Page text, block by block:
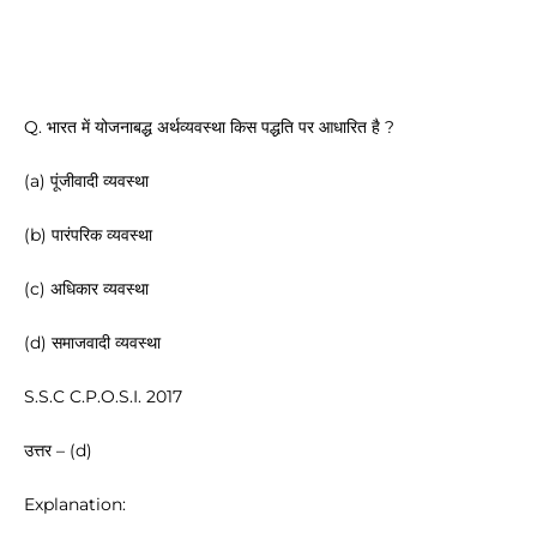
Q. भारत में योजनाबद्ध अर्थव्यवस्था किस पद्धति पर आधारित है ?
(a) पूंजीवादी व्यवस्था
(b) पारंपरिक व्यवस्था
(c) अधिकार व्यवस्था
(d) समाजवादी व्यवस्था
S.S.C C.P.O.S.I. 2017
उत्तर – (d)
Explanation: